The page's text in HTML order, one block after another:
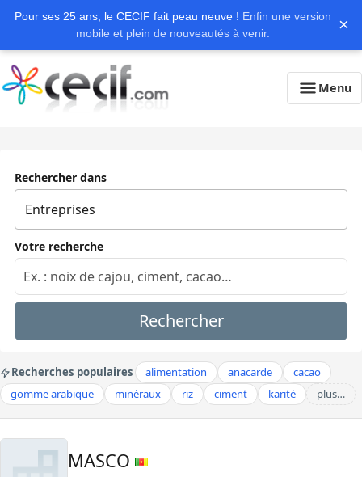
Pour ses 25 ans, le CECIF fait peau neuve ! Enfin une version
mobile et plein de nouveautés à venir.
×
Menu
Rechercher dans
Votre recherche
Rechercher
Recherches populaires alimentation anacarde
cacao
gomme arabique
minéraux riz ciment karité plus…
MASCO